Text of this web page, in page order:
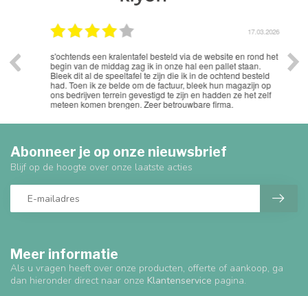
17.03.2026
s'ochtends een kralentafel besteld via de website en rond het
begin van de middag zag ik in onze hal een pallet staan.
Bleek dit al de speeltafel te zijn die ik in de ochtend besteld
had. Toen ik ze belde om de factuur, bleek hun magazijn op
ons bedrijven terrein gevestigd te zijn en hadden ze het zelf
meteen komen brengen. Zeer betrouwbare firma.
Meer informatie
Als u vragen heeft over onze producten, offerte of aankoop, ga
dan hieronder direct naar onze Klantenservice pagina.
Abonneer je op onze nieuwsbrief
Blijf op de hoogte over onze laatste acties